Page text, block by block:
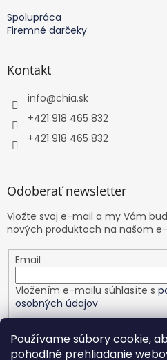
Používame súbory cookie,
pohodlné prehliadanie
Spolupráca
Firemné darčeky
Kontakt
info@chia.sk
+421 918 465 832
+421 918 465 832
Odoberať newsletter
Vložte svoj e-mail a my Vám
nových produktoch na našom
Email
Vložením e-mailu súhlasíte s
osobných údajov
PRIHLÁSIŤ SA